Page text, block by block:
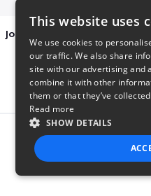
This website uses
We use cookies to
our traffic. We also share
site with our advertising and
combine it with other
them or that they’ve
Read more
SHOW DETAILS
STRICTLY